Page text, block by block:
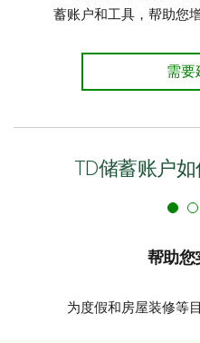
蓄账户和工具，帮助您
需要
TD储蓄账户
帮助您
为度假和房屋装修等